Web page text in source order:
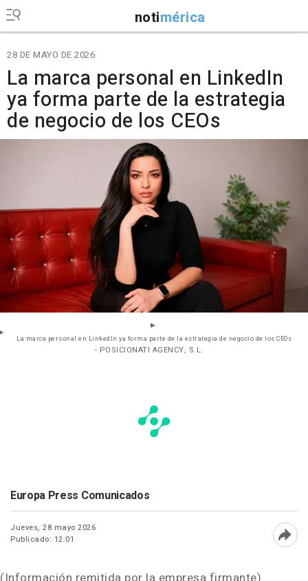
notimérica
28 DE MAYO DE 2026
La marca personal en LinkedIn
ya forma parte de la estrategia
de negocio de los CEOs
La marca personal en LinkedIn ya forma parte de la estrategia de negocio de los CEOs
- POSICIONATI AGENCY, S.L.
Europa Press Comunicados
Jueves, 28 mayo 2026
Publicado: 12:01